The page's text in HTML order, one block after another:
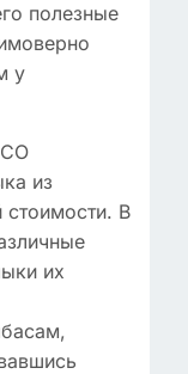
полезные
у
из
В
их